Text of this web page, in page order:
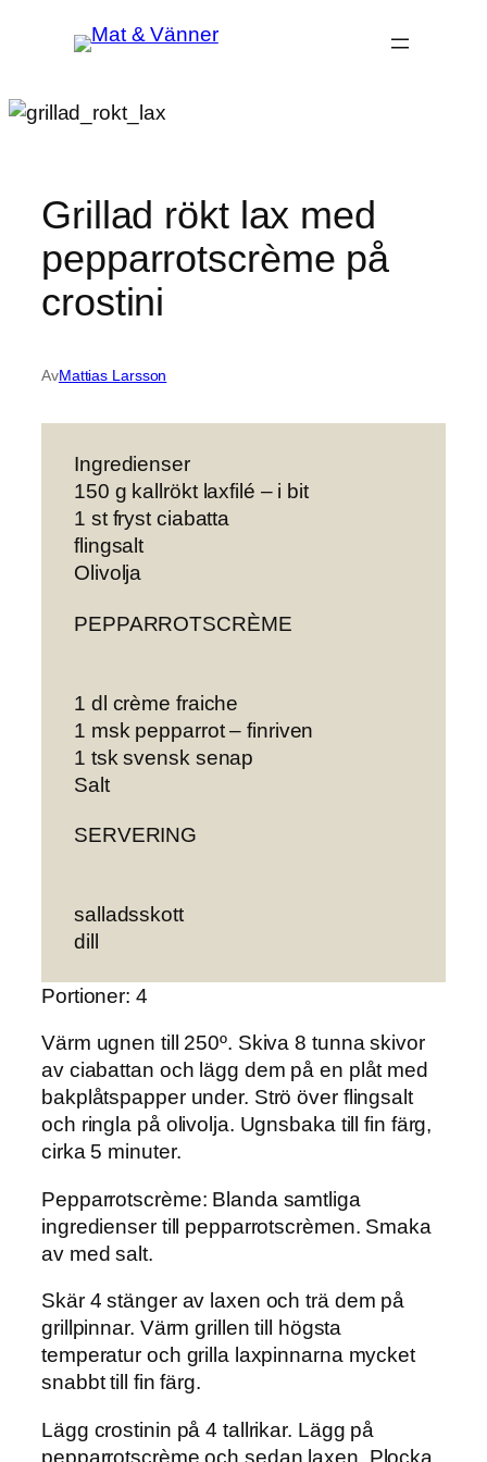
Grillad rökt lax med
pepparrotscrème på
crostini
AvMattias Larsson
Ingredienser
150 g kallrökt laxfilé – i bit
1 st fryst ciabatta
flingsalt
Olivolja
PEPPARROTSCRÈME
1 dl crème fraiche
1 msk pepparrot – finriven
1 tsk svensk senap
Salt
SERVERING
salladsskott
dill
Portioner: 4
Värm ugnen till 250º. Skiva 8 tunna skivor
av ciabattan och lägg dem på en plåt med
bakplåtspapper under. Strö över flingsalt
och ringla på olivolja. Ugnsbaka till fin färg,
cirka 5 minuter.
Pepparrotscrème: Blanda samtliga
ingredienser till pepparrotscrèmen. Smaka
av med salt.
Skär 4 stänger av laxen och trä dem på
grillpinnar. Värm grillen till högsta
temperatur och grilla laxpinnarna mycket
snabbt till fin färg.
Lägg crostinin på 4 tallrikar. Lägg på
pepparrotscrème och sedan laxen. Plocka